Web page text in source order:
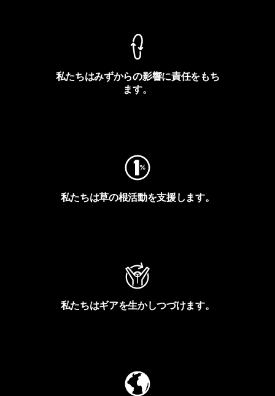
私たちはみずからの影響に責任をもち
ます。
私たちは草の根活動を支援します。
私たちはギアを生かしつづけます。